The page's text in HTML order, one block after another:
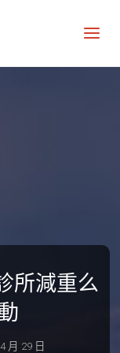
所減重么
月 29 日